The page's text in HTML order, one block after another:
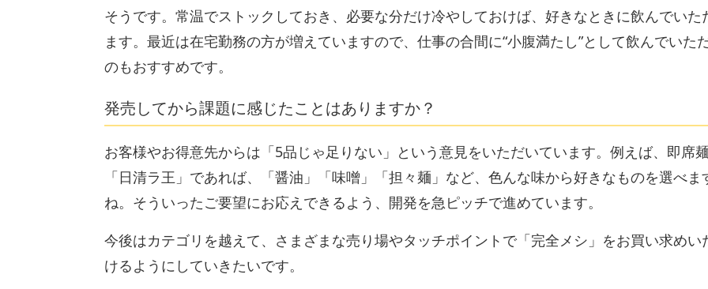
そうです。常温でストックしておき、必要な分だけ冷やしておけば、好きなときに飲んでいた
ます。最近は在宅勤務の方が増えていますので、仕事の合間に“小腹満たし”として飲んでいた
のもおすすめです。
発売してから課題に感じたことはありますか？
お客様やお得意先からは「5品じゃ足りない」という意見をいただいています。例えば、即席
「日清ラ王」であれば、「醤油」「味噌」「担々麺」など、色んな味から好きなものを選べま
ね。そういったご要望にお応えできるよう、開発を急ピッチで進めています。
今後はカテゴリを越えて、さまざまな売り場やタッチポイントで「完全メシ」をお買い求めい
けるようにしていきたいです。